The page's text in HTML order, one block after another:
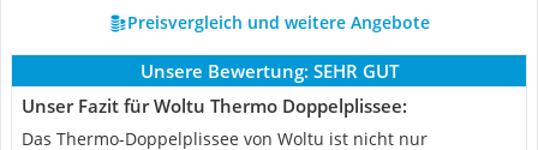
Preisvergleich und weitere Angebote
Unsere Bewertung: SEHR GUT
Unser Fazit für Woltu Thermo Doppelplissee:
Das Thermo-Doppelplissee von Woltu ist nicht nur